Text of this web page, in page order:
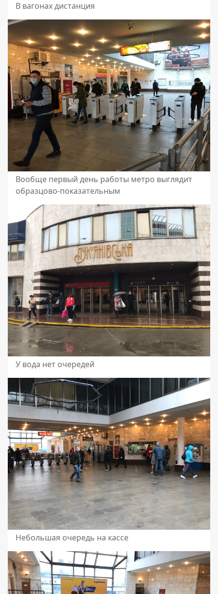
В вагонах дистанция
Вообще первый день работы метро выглядит
образцово-показательным
У вода нет очередей
Небольшая очередь на кассе